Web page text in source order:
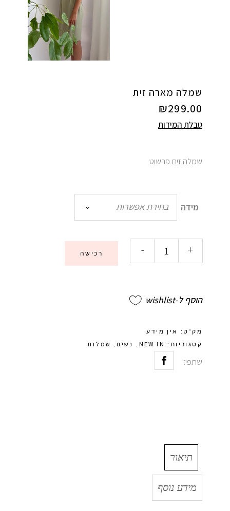
שמלה מארה זית
₪299.00
טבלת המידות
שמלה זית פרשוט
מידה בחירת אפשרות
- + רכישה
הוסף ל-wishlist
מק"ט: אין מידע
קטגוריות: NEW IN נשים, שמלות
שתפי:
תיאור
מידע נוסף